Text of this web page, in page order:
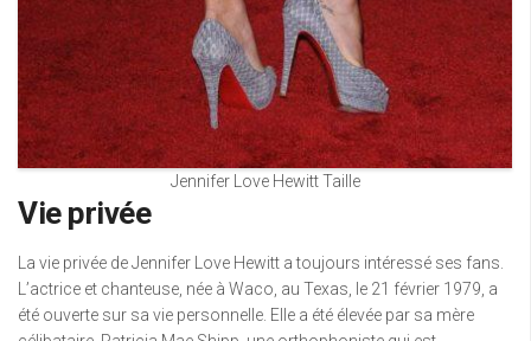
Jennifer Love Hewitt Taille
Vie privée
La vie privée de Jennifer Love Hewitt a toujours intéressé ses fans.
L’actrice et chanteuse, née à Waco, au Texas, le 21 février 1979, a
été ouverte sur sa vie personnelle. Elle a été élevée par sa mère